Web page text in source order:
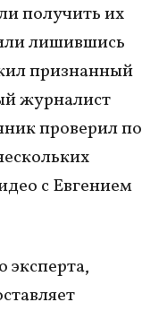
получить их
лишившись
признанный
журналист
проверил по
с Евгением
эксперта,